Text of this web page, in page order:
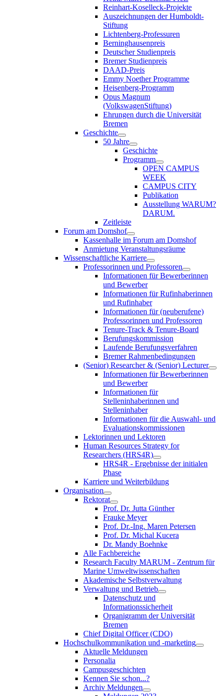
Reinhart-Koselleck-Projekte
Auszeichnungen der Humboldt-
Stiftung
Lichtenberg-Professuren
Berninghausenpreis
Deutscher Studienpreis
Bremer Studienpreis
DAAD-Preis
Emmy Noether Programme
Heisenberg-Programm
Opus Magnum
(VolkswagenStiftung)
Ehrungen durch die Universität
Bremen
Geschichte
50 Jahre
Geschichte
Programm
OPEN CAMPUS
WEEK
CAMPUS CITY
Publikation
Ausstellung WARUM?
DARUM.
Zeitleiste
Forum am Domshof
Kassenhalle im Forum am Domshof
Anmietung Veranstaltungsräume
Wissenschaftliche Karriere
Professorinnen und Professoren
Informationen für Bewerberinnen
und Bewerber
Informationen für Rufinhaberinnen
und Rufinhaber
Informationen für (neuberufene)
Professorinnen und Professoren
Tenure-Track & Tenure-Board
Berufungskommission
Laufende Berufungsverfahren
Bremer Rahmenbedingungen
(Senior) Researcher & (Senior) Lecturer
Informationen für Bewerberinnen
und Bewerber
Informationen für
Stelleninhaberinnen und
Stelleninhaber
Informationen für die Auswahl- und
Evaluationskommissionen
Lektorinnen und Lektoren
Human Resources Strategy for
Researchers (HRS4R)
HRS4R - Ergebnisse der initialen
Phase
Karriere und Weiterbildung
Organisation
Rektorat
Prof. Dr. Jutta Günther
Frauke Meyer
Prof. Dr.-Ing. Maren Petersen
Prof. Dr. Michal Kucera
Dr. Mandy Boehnke
Alle Fachbereiche
Research Faculty MARUM - Zentrum für
Marine Umweltwissenschaften
Akademische Selbstverwaltung
Verwaltung und Betrieb
Datenschutz und
Informationssicherheit
Organigramm der Universität
Bremen
Chief Digital Officer (CDO)
Hochschulkommunikation und -marketing
Aktuelle Meldungen
Personalia
Campusgeschichten
Kennen Sie schon...?
Archiv Meldungen